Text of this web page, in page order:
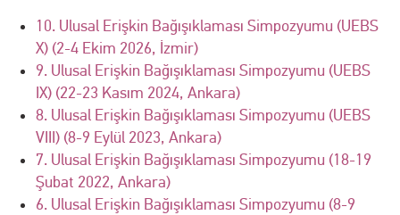
10. Ulusal Erişkin Bağışıklaması Simpozyumu (UEBS
X) (2-4 Ekim 2026, İzmir)
9. Ulusal Erişkin Bağışıklaması Simpozyumu (UEBS
IX) (22-23 Kasım 2024, Ankara)
8. Ulusal Erişkin Bağışıklaması Simpozyumu (UEBS
VIII) (8-9 Eylül 2023, Ankara)
7. Ulusal Erişkin Bağışıklaması Simpozyumu (18-19
Şubat 2022, Ankara)
6. Ulusal Erişkin Bağışıklaması Simpozyumu (8-9